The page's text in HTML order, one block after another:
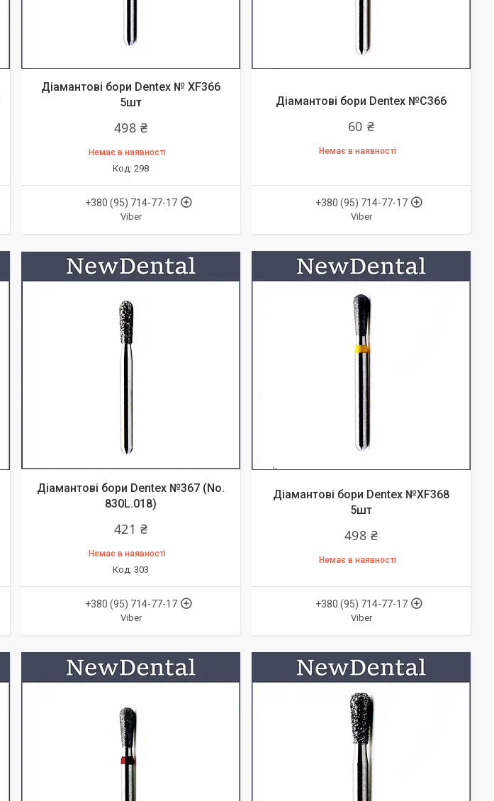
Діамантові бори Dentex № XF366
5шт
498 ₴
Немає в наявності
298
+380 (95) 714-77-17
Viber
Діамантові бори Dentex №C366
60 ₴
Немає в наявності
+380 (95) 714-77-17
Viber
Діамантові бори Dentex №367 (No.
830L.018)
421 ₴
Немає в наявності
303
+380 (95) 714-77-17
Viber
Діамантові бори Dentex №XF368
5шт
498 ₴
Немає в наявності
+380 (95) 714-77-17
Viber